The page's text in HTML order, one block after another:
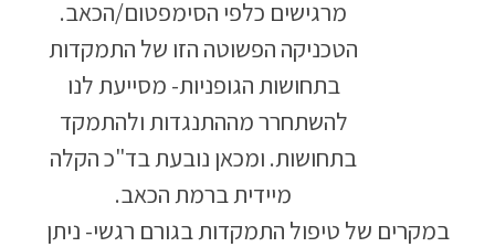
מרגישים כלפי הסימפטום/הכאב.
הטכניקה הפשוטה הזו של התמקדות
בתחושות הגופניות- מסייעת לנו
להשתחרר מההתנגדות ולהתמקד
בתחושות. ומכאן נובעת בד"כ הקלה
מיידית ברמת הכאב.
במקרים של טיפול התמקדות בגורם רגשי- ניתן